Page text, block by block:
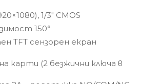
1/3" CMOS
150°
TFT сензорен екран
карти (2 безжични ключа в